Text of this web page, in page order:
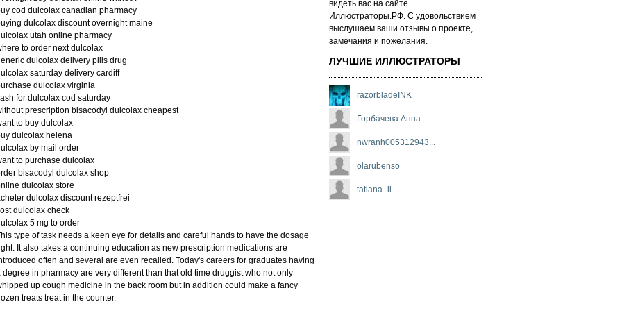
cod dulcolax canadian pharmacy
dulcolax discount overnight maine
utah online pharmacy
to order next dulcolax
dulcolax delivery pills drug
saturday delivery cardiff
dulcolax virginia
for dulcolax cod saturday
prescription bisacodyl dulcolax cheapest
to buy dulcolax
dulcolax helena
by mail order
to purchase dulcolax
bisacodyl dulcolax shop
dulcolax store
dulcolax discount rezeptfrei
dulcolax check
5 mg to order
type of task needs a keen eye for details and careful hands to have the dosage
It also takes a continuing education as new prescription medications are
often and several are even recalled. Today's careers for graduates having
degree in pharmacy are very different than that old time druggist who not only
up cough medicine in the back room but in addition could make a fancy
treats treat in the counter.
ви­деть вас на сай­те
Иллюстраторы.РФ. С удо­воль­стви­ем
выс­лу­ша­ем ва­ши от­зы­вы о про­ек­те,
за­ме­ча­ни­я и по­же­ла­ни­я.
ЛУЧШИЕ ИЛЛЮСТРАТОРЫ
razorbladeINK
Горбачева Анна
nwranh005312943...
olarubenso
tatiana_li